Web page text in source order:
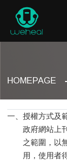
HOMEPAGE
一、 授權方式及
政府網站上
之範圍，以
用，使用者